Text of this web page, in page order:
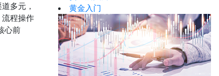
多元，
程操作
心前
黄金入门